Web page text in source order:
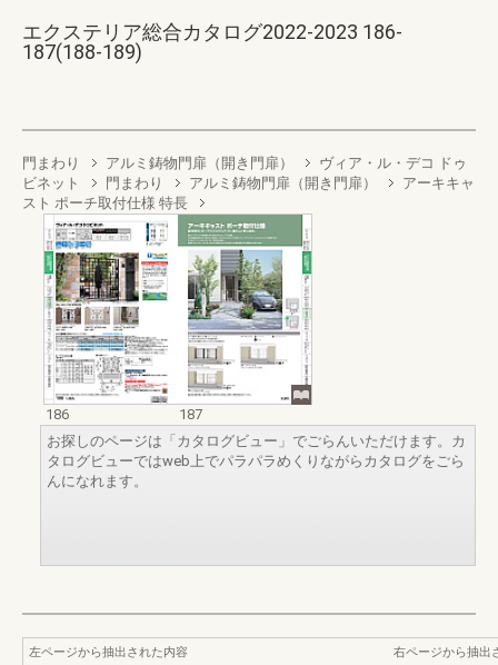
エクステリア総合カタログ2022-2023 186-
187(188-189)
門まわり アルミ鋳物門扉（開き門扉）
ヴィア・ル・デコ ドゥ
ビネット
門まわり アルミ鋳物門扉（開き門扉）
アーキキャ
スト ポーチ取付仕様 特長
186
187
お探しのページは「カタログビュー」でごらんいただけます。カ
タログビューではweb上でパラパラめくりながらカタログをごら
んになれます。
左ページから抽出された内容
右ページから抽出